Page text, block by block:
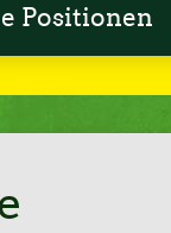
Positionen